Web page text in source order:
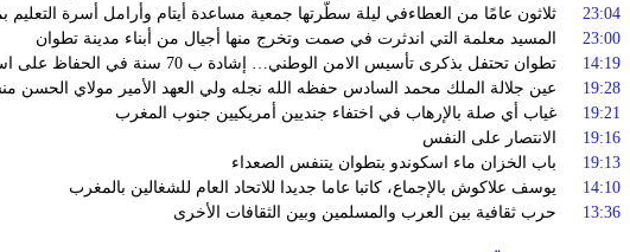
23:04
ثلاثون عامًا من العطاءفي ليلة سطّرتها جمعية مساعدة أيتام وأرامل أسرة التعليم
23:00
المسيد معلمة التي اندثرت في صمت وتخرج منها أجيال من أبناء مدينة تطوان
14:19
تطوان تحتفل بذكرى تأسيس الامن الوطني… إشادة ب 70 سنة في الحفاظ على استقرار الوطن وضمان أمن المواطنين
19:28
عين جلالة الملك محمد السادس حفظه الله نجله ولي العهد الأمير مولاي الحسن
19:21
غياب أي صلة بالإرهاب في اختفاء جنديين أمريكيين جنوب المغرب
19:16
الانتصار على النفس
19:13
باب الخزان ماء اسكوندو بتطوان يتنفس الصعداء
14:10
يوسف علاكوش بالإجماع، كاتبا عاما جديدا للاتحاد العام للشغالين بالمغرب
13:36
حرب ثقافية بين العرب والمسلمين وبين الثقافات الأخرى